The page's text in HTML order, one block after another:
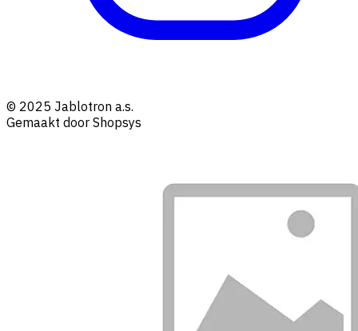
© 2025 Jablotron a.s.
Gemaakt door Shopsys